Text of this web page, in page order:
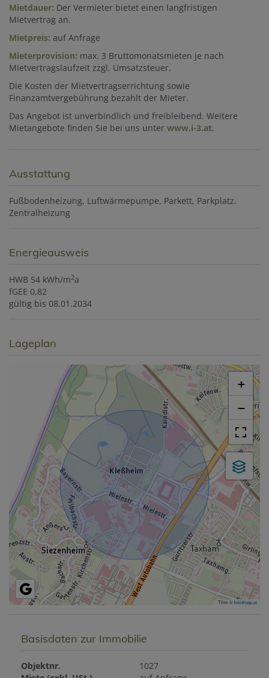
Mietdauer: Der Vermieter bietet einen langfristigen
Mietvertrag an.
Mietpreis: auf Anfrage
Mieterprovision: max. 3 Bruttomonatsmieten je nach
Mietvertragslaufzeit zzgl. Umsatzsteuer.
Die Kosten der Mietvertragserrichtung sowie
Finanzamtvergebührung bezahlt der Mieter.
Das Angebot ist unverbindlich und freibleibend. Weitere
Mietangebote finden Sie bei uns unter www.i-3.at.
Ausstattung
Fußbodenheizung Luftwärmepumpe Parkett Parkplatz
Zentralheizung
Energieausweis
HWB 54 kWh/m2a
fGEE 0,82
gültig bis 08.01.2034
Lageplan
+
−
Tiles ©basemap.at
Basisdaten zur Immobilie
Objektnr.
1027